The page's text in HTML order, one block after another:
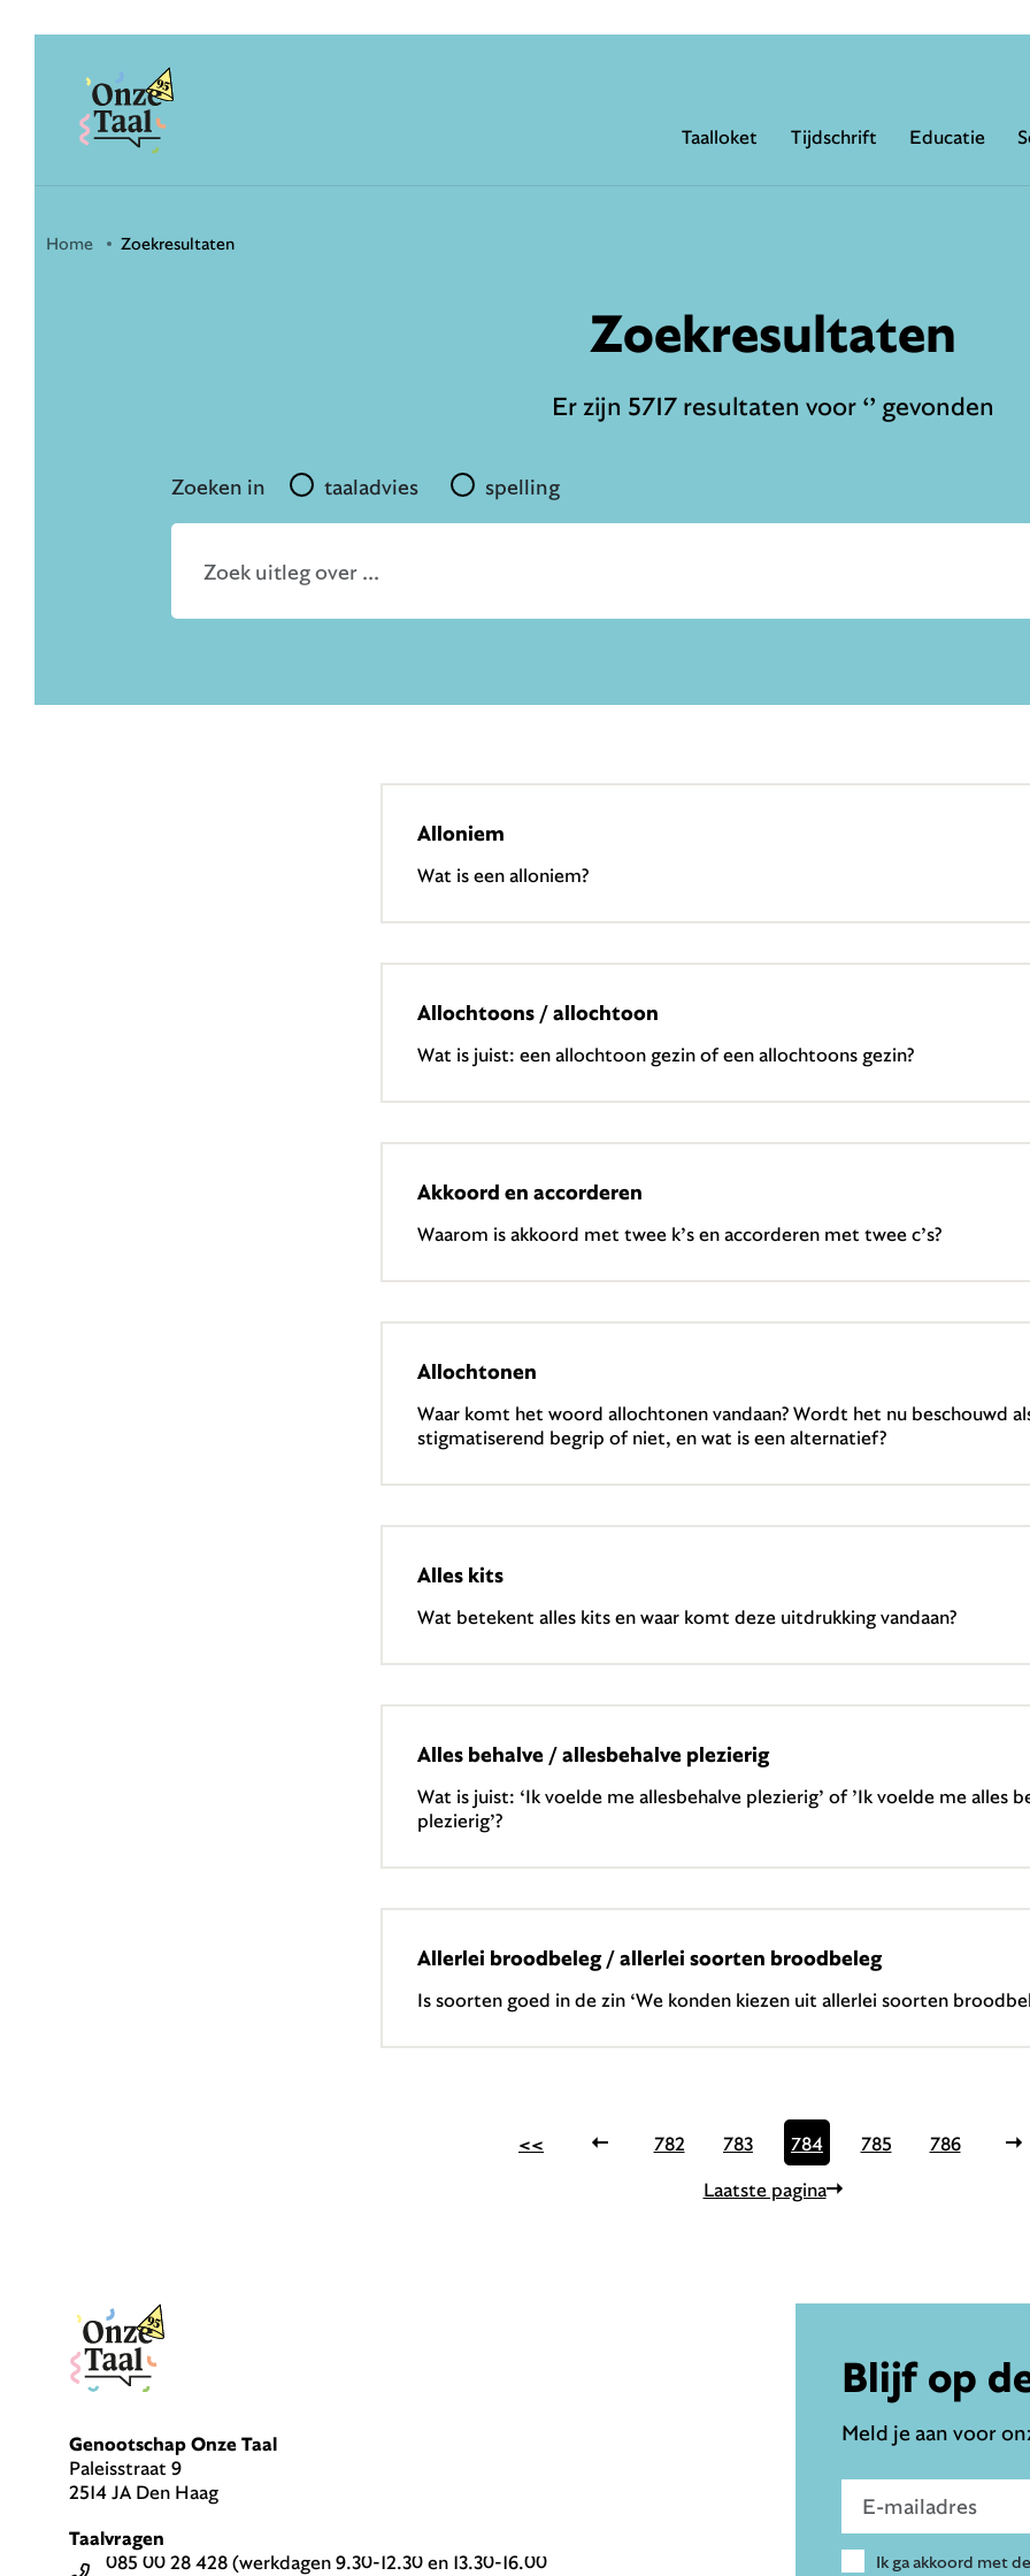
Onze Taal
Taalloket Tijdschrift Educatie
Home Zoekresultaten
Zoekresultaten
Er zijn 5717 resultaten voor ‘’ gevonden
Zoeken in taaladvies spelling
Zoekveld
Alloniem
Wat is een alloniem?
Allochtoons / allochtoon
Wat is juist: een allochtoon gezin of een allochtoons gezin?
Akkoord en accorderen
Waarom is akkoord met twee k’s en accorderen met twee c’s?
Allochtonen
Waar komt het woord allochtonen vandaan? Wordt het nu beschouwd
stigmatiserend begrip of niet, en wat is een alternatief?
Alles kits
Wat betekent alles kits en waar komt deze uitdrukking vandaan?
Alles behalve / allesbehalve plezierig
Wat is juist: ‘Ik voelde me allesbehalve plezierig’ of ’Ik voelde me alles
plezierig’?
Allerlei broodbeleg / allerlei soorten broodbeleg
Is soorten goed in de zin ‘We konden kiezen uit allerlei soorten
<< 782 783 784 785
786
Laatste pagina
Genootschap Onze Taal
Paleisstraat 9
2514 JA Den Haag
Taalvragen
085 00 28 428 (werkdagen 9.30-12.30 en 13.30-16.00
Blijf op
Meld je aan voor
Ik ga akkoord met